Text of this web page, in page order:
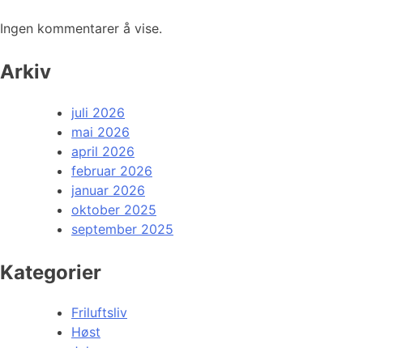
Ingen kommentarer å vise.
Arkiv
juli 2026
mai 2026
april 2026
februar 2026
januar 2026
oktober 2025
september 2025
Kategorier
Friluftsliv
Høst